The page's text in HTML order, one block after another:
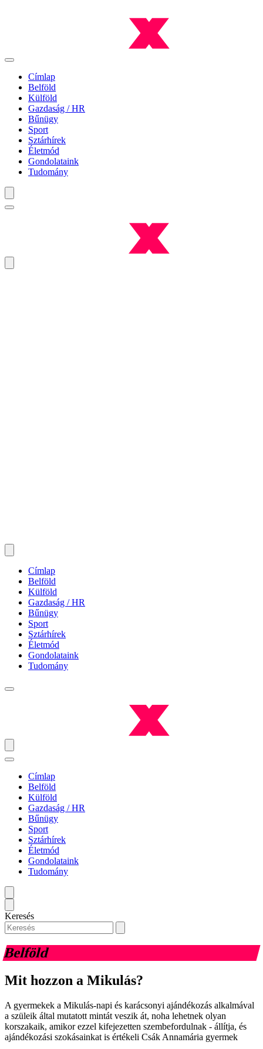
Címlap
Belföld
Külföld
Gazdaság / HR
Bűnügy
Sport
Sztárhírek
Életmód
Gondolataink
Tudomány
Címlap
Belföld
Külföld
Gazdaság / HR
Bűnügy
Sport
Sztárhírek
Életmód
Gondolataink
Tudomány
Címlap
Belföld
Külföld
Gazdaság / HR
Bűnügy
Sport
Sztárhírek
Életmód
Gondolataink
Tudomány
Keresés
Belföld
Mit hozzon a Mikulás?
A gyermekek a Mikulás-napi és karácsonyi ajándékozás alkalmával
a szüleik által mutatott mintát veszik át, noha lehetnek olyan
korszakaik, amikor ezzel kifejezetten szembefordulnak - állítja, és
ajándékozási szokásainkat is értékeli Csák Annamária gyermek